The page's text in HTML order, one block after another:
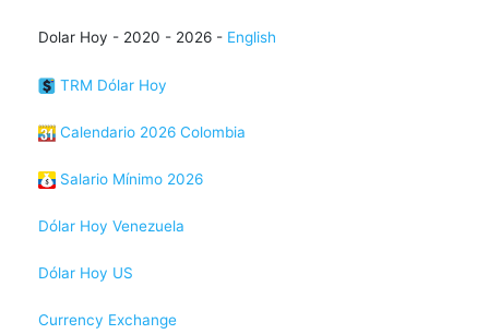
Dolar Hoy - 2020 - 2026 - English
TRM Dólar Hoy
Calendario 2026 Colombia
Salario Mínimo 2026
Dólar Hoy Venezuela
Dólar Hoy US
Currency Exchange